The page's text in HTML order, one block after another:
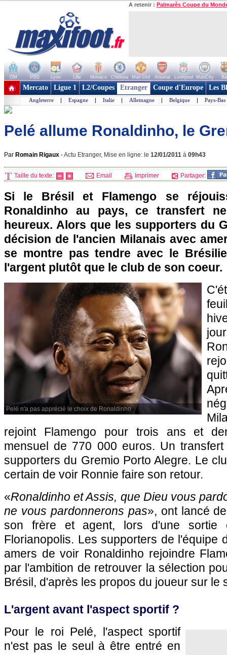
A retenir : Palmarès Coupe du
OM PSG Lyon Lille Monaco Chelsea Man Utd Arsenal Liverpool ManCity
+ de clubs
Mercato Ligue 1 L2/Coupes Etranger Coupe d'Europe Les
Angleterre | Espagne | Italie | Allemagne | Belgique | Pays-Bas
Pelé allume Ronaldinho, le
Par Romain Rigaux -Actu Etranger, Mise en ligne: le 12/01/2011 à 09h43
Taille du texte: Email Imprimer Partager:
Si le Brésil et Flamengo se
Ronaldinho au pays, ce transfert
heureux. Alors que les supporters du
décision de l'ancien Milanais avec
se montre pas tendre avec le
l'argent plutôt que le club de son coeur.
Pelé n'a pas apprécié le choix de Ronaldinho
rejoint Flamengo pour trois ans et
mensuel de 770 000 euros. Un
supporters du Gremio Porto Alegre. Le
certain de voir Ronnie faire son retour.
«Ronaldinho et Assis, que Dieu vous
ne vous pardonnerons pas», ont lancé
son frère et agent, lors d'une
Florianopolis. Les supporters de l'équipe
amers de voir Ronaldinho rejoindre
par l'ambition de retrouver la sélection
Brésil, d'après les propos du joueur sur le
L'argent avant l'aspect sportif ?
Pour le roi Pelé, l'aspect sportif
n'est pas le seul à être entré en